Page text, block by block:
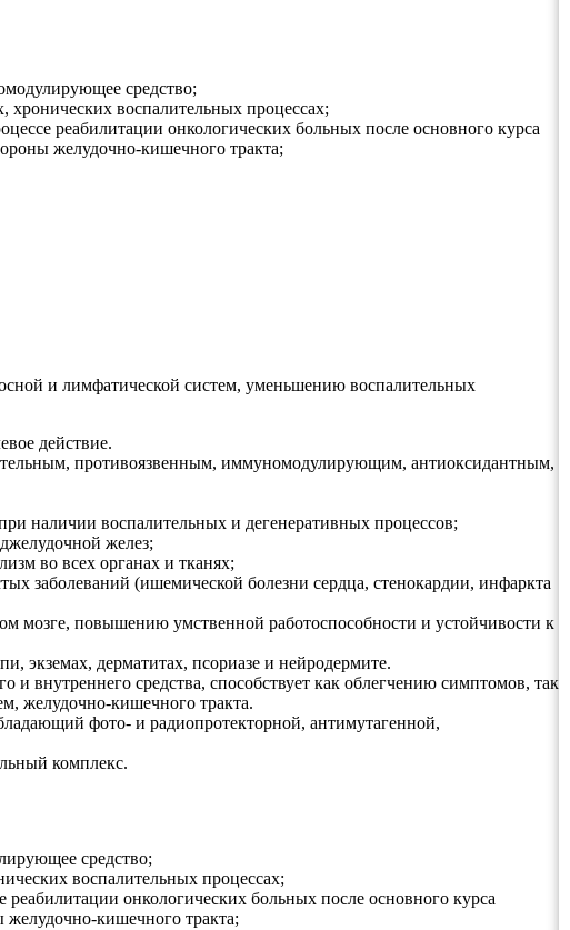
средство;
воспалительных процессах;
реабилитации онкологических больных после основного курса
желудочно-кишечного тракта;
и лимфатической систем, уменьшению воспалительных
действие.
противоязвенным, иммуномодулирующим, антиоксидантным,
наличии воспалительных и дегенеративных процессов;
желез;
во всех органах и тканях;
заболеваний (ишемической болезни сердца, стенокардии, инфаркта
мозге, повышению умственной работоспособности и устойчивости к
экземах, дерматитах, псориазе и нейродермите.
внутреннего средства, способствует как облегчению симптомов, так
желудочно-кишечного тракта.
фото- и радиопротекторной, антимутагенной,
комплекс.
средство;
воспалительных процессах;
онкологических больных после основного курса
кишечного тракта;